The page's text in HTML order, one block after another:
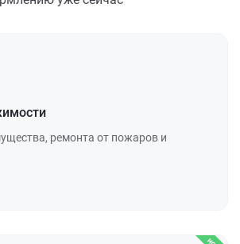
ремонта от пожаров и